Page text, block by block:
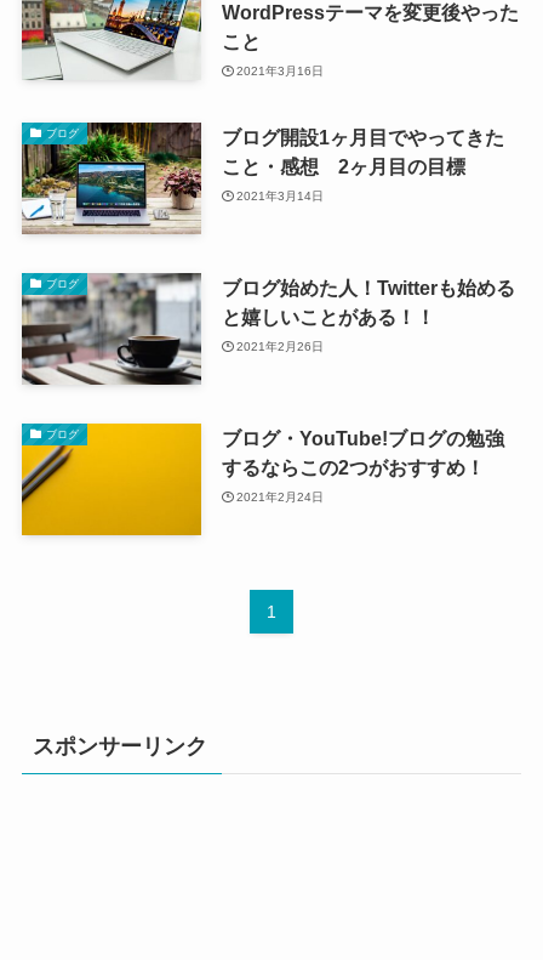
WordPressテーマを変更後やった
こと
2021年3月16日
ブログ
ブログ開設1ヶ月目でやってきた
こと・感想 2ヶ月目の目標
2021年3月14日
ブログ
ブログ始めた人！Twitterも始める
と嬉しいことがある！！
2021年2月26日
ブログ
ブログ・YouTube!ブログの勉強
するならこの2つがおすすめ！
2021年2月24日
1
スポンサーリンク